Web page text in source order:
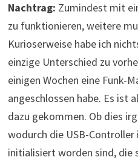
Nachtrag: Zumindest mit
zu funktionieren, weitere
Kurioserweise habe ich
einzige Unterschied zu
einigen Wochen eine Funk-
angeschlossen habe. Es ist
dazu gekommen. Ob dies
wodurch die USB-
initialisiert worden sind, die